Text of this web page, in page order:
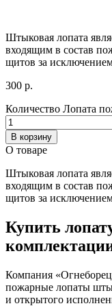
Штыковая лопата
входящим в состав
щитов за
300 р.
Количество Лопата
В корзину
О товаре
Штыковая лопата
входящим в состав
щитов за
Купить
Компания
пожарные лопаты
и открытого